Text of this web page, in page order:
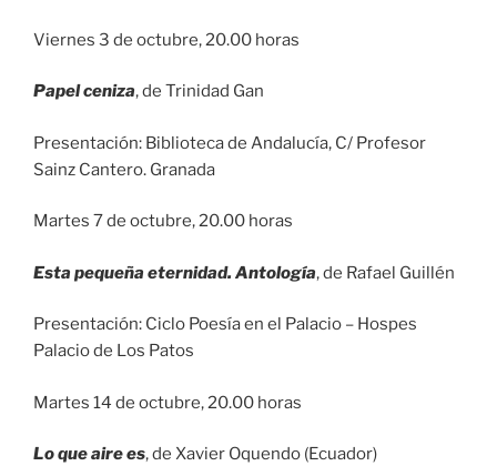
Viernes 3 de octubre, 20.00 horas
Papel ceniza, de Trinidad Gan
Presentación: Biblioteca de Andalucía, C/ Profesor
Sainz Cantero. Granada
Martes 7 de octubre, 20.00 horas
Esta pequeña eternidad. Antología, de Rafael Guillén
Presentación: Ciclo Poesía en el Palacio – Hospes
Palacio de Los Patos
Martes 14 de octubre, 20.00 horas
Lo que aire es, de Xavier Oquendo (Ecuador)